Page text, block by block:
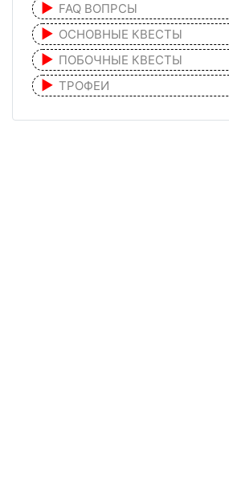
FAQ ВОПРСЫ
ОСНОВНЫЕ КВЕСТЫ
ПОБОЧНЫЕ КВЕСТЫ
ТРОФЕИ